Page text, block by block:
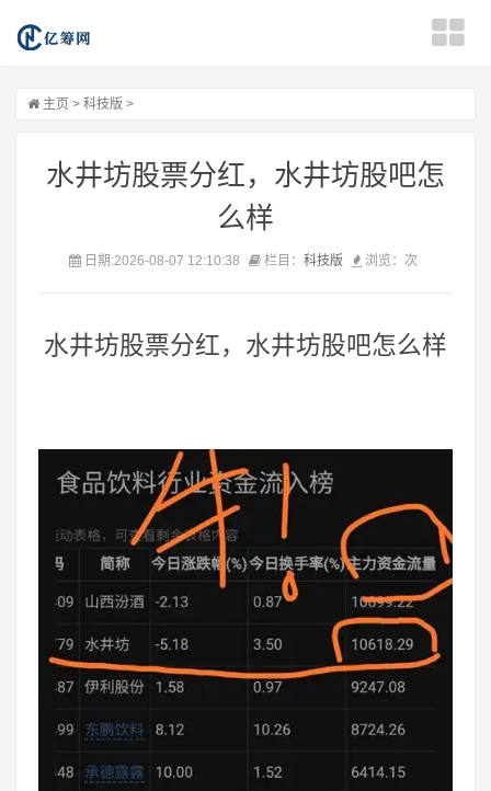
主页 > 科技版 >
水井坊股票分红，水井坊股吧怎
么样
日期:2026-08-07 12:10:38 栏目： 科技版 浏览： 次
水井坊股票分红，水井坊股吧怎么样